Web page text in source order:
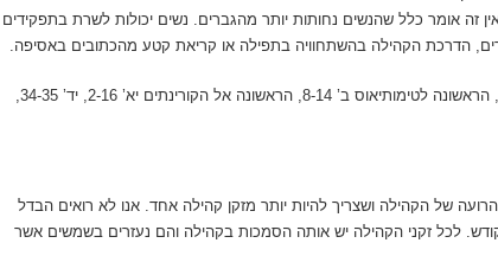
אומר כלל שהנשים נחותות יותר מהגברים. נשים יכולות לשרת בתפקידים
הדרכת הקהילה בהשתחוויה בתפילה או קריאת קטע מהכתובים באסיפה.
של הקהילה ושצריך להיות יותר מזקן קהילה אחד. אנו לא רואים הבדל
לכל זקני הקהילה יש אותה הסמכות בקהילה והם נעזרים בשמשים אשר